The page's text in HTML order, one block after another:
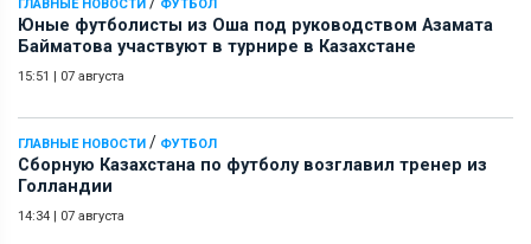
ГЛАВНЫЕ НОВОСТИ ФУТБОЛ
Юные футболисты из Оша под руководством Азамата
Байматова участвуют в турнире в Казахстане
15:51 | 07 августа
ГЛАВНЫЕ НОВОСТИ / ФУТБОЛ
Сборную Казахстана по футболу возглавил тренер из
Голландии
14:34 | 07 августа